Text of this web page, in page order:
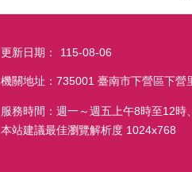
更新日期： 115-08-06
機關地址：735001 臺南市下營區下
服務時間：週一～週五上午8時至12時
本站建議最佳瀏覽解析度 1024x768